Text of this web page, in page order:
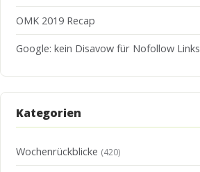
OMK 2019 Recap
Google: kein Disavow für Nofollow Links
Kategorien
Wochenrückblicke (420)